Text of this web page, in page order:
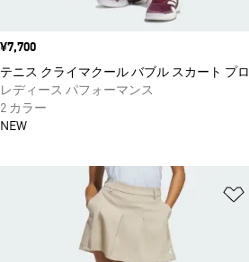
価格
¥7,700
テニス クライマクール バブル スカート プロ
レディース パフォーマンス
2 カラー
NEW
いものリストに追加